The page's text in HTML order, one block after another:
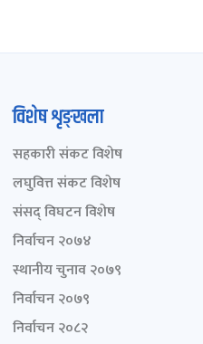
विशेष शृङ्खला
सहकारी संकट विशेष
लघुवित्त संकट विशेष
संसद् विघटन विशेष
निर्वाचन २०७४
स्थानीय चुनाव २०७९
निर्वाचन २०७९
निर्वाचन २०८२